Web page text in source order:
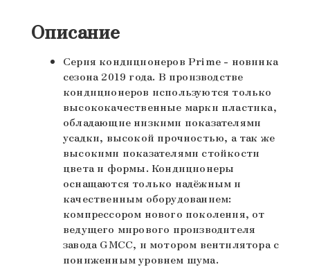
Описание
Серия кондиционеров Prime - новинка
сезона 2019 года. В производстве
кондиционеров используются только
высококачественные марки пластика,
обладающие низкими показателями
усадки, высокой прочностью, а так же
высокими показателями стойкости
цвета и формы. Кондиционеры
оснащаются только надёжным и
качественным оборудованием:
компрессором нового поколения, от
ведущего мирового производителя
завода GMCC, и мотором вентилятора с
пониженным уровнем шума.